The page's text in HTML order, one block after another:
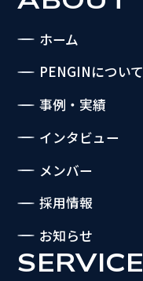
ホーム
PENGINについて
事例・実績
インタビュー
メンバー
採用情報
お知らせ
SERVICE